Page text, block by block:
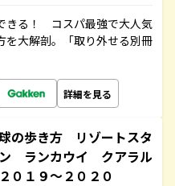
きる！ コスパ最強で大人気
を大解剖。「取り外せる別冊
詳細を見る
の歩き方 リゾートスタ
ランカウイ クアラル
０１９～２０２０